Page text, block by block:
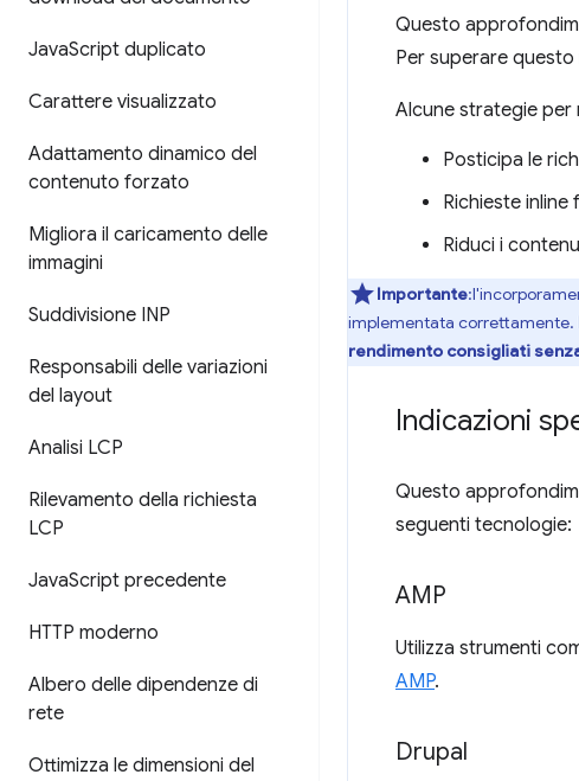
JavaScript duplicato
Carattere visualizzato
Adattamento dinamico del
contenuto forzato
Migliora il caricamento delle
immagini
Suddivisione INP
Responsabili delle variazioni
del layout
Analisi LCP
Rilevamento della richiesta
LCP
JavaScript precedente
HTTP moderno
Albero delle dipendenze di
rete
Ottimizza le dimensioni del
Questo
Per superare
Alcune strategie per
Posticipa le
Richieste
Riduci i
Importante
implementata correttamente.
rendimento consigliati
Indicazioni
Questo
seguenti tecnologie:
AMP
Utilizza strumenti
AMP.
Drupal